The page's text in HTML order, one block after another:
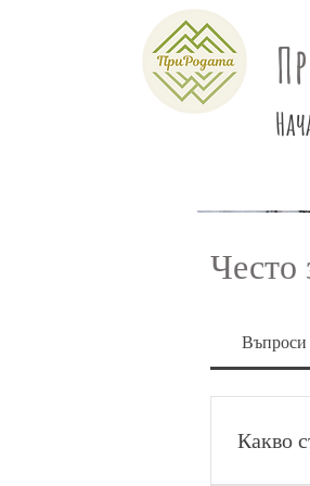
Често
Въпроси
Какво